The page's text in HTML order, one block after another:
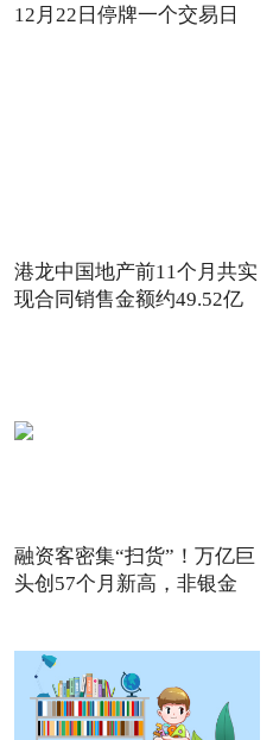
12月22日停牌一个交易日
港龙中国地产前11个月共实
现合同销售金额约49.52亿
融资客密集“扫货”！万亿巨
头创57个月新高，非银金